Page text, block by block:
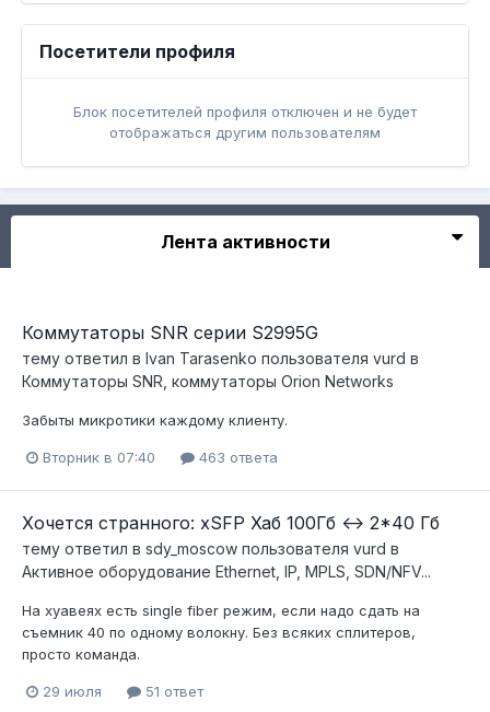
Посетители профиля
Блок посетителей профиля отключен и не будет
отображаться другим пользователям
Лента активности
Коммутаторы SNR серии S2995G
тему ответил в Ivan Tarasenko пользователя vurd в
Коммутаторы SNR, коммутаторы Orion Networks
Забыты микротики каждому клиенту.
Вторник в 07:40 463 ответа
Хочется странного: xSFP Хаб 100Гб <-> 2*40 Гб
тему ответил в sdy_moscow пользователя vurd в
Активное оборудование Ethernet, IP, MPLS, SDN/NFV...
На хуавеях есть single fiber режим, если надо сдать на
съемник 40 по одному волокну. Без всяких сплитеров,
просто команда.
29 июля 51 ответ